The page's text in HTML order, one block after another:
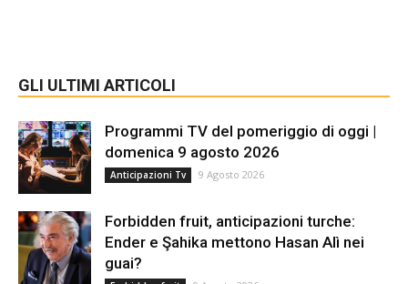
GLI ULTIMI ARTICOLI
Programmi TV del pomeriggio di oggi |
domenica 9 agosto 2026
Anticipazioni Tv 9 Agosto 2026
Forbidden fruit, anticipazioni turche:
Ender e Şahika mettono Hasan Alì nei
guai?